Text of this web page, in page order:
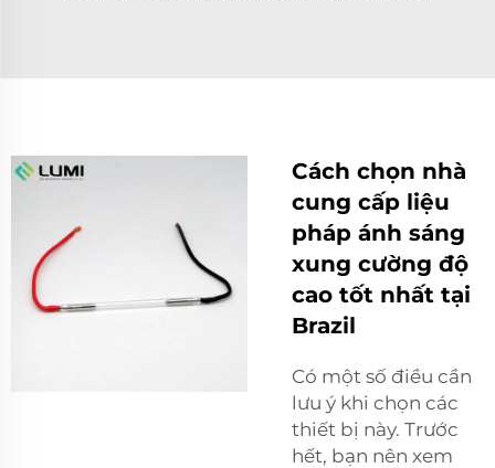
Cách chọn nhà
cung cấp liệu
pháp ánh sáng
xung cường độ
cao tốt nhất tại
Brazil
Có một số điều cần
lưu ý khi chọn các
thiết bị này. Trước
hết, bạn nên xem